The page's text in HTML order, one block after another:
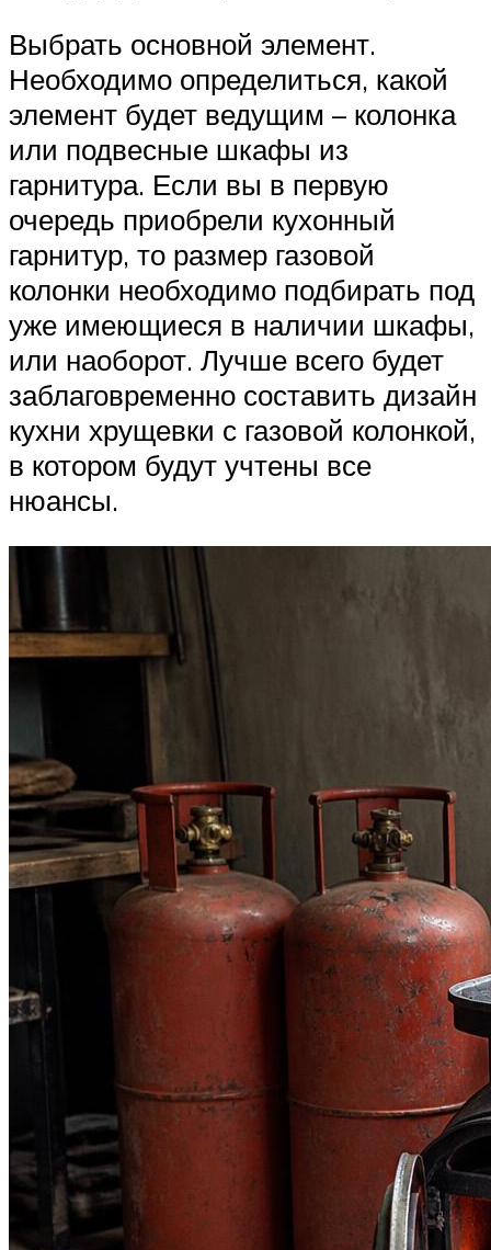
Выбрать основной элемент.
Необходимо определиться, какой
элемент будет ведущим – колонка
или подвесные шкафы из
гарнитура. Если вы в первую
очередь приобрели кухонный
гарнитур, то размер газовой
колонки необходимо подбирать под
уже имеющиеся в наличии шкафы,
или наоборот. Лучше всего будет
заблаговременно составить дизайн
кухни хрущевки с газовой колонкой,
в котором будут учтены все
нюансы.